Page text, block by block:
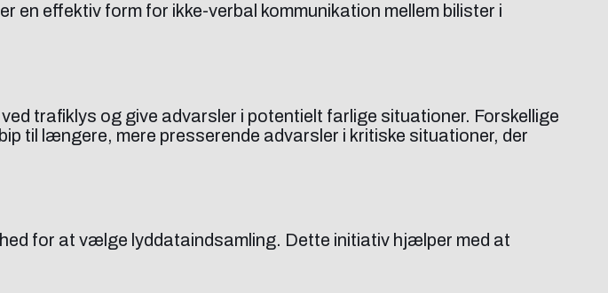
effektiv form for ikke-verbal kommunikation mellem bilister i
trafiklys og give advarsler i potentielt farlige situationer. Forskellige
til længere, mere presserende advarsler i kritiske situationer, der
for at vælge lyddataindsamling. Dette initiativ hjælper med at